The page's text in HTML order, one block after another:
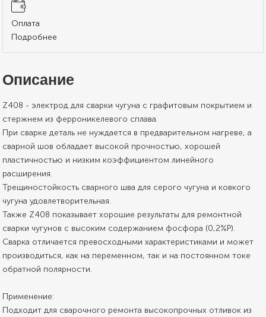
Оплата
Подробнее
Описание
Z408 - электрод для сварки чугуна с графитовым покрытием и
стержнем из ферроникелевого сплава.
При сварке деталь не нуждается в предварительном нагреве, а
сварной шов обладает высокой прочностью, хорошей
пластичностью и низким коэффициентом линейного
расширения.
Трещиностойкость сварного шва для серого чугуна и ковкого
чугуна удовлетворительная.
Также Z408 показывает хорошие результаты для ремонтной
сварки чугунов с высоким содержанием фосфора (0,2%P).
Сварка отличается превосходными характеристиками и может
производиться, как на переменном, так и на постоянном токе
обратной полярности.
Применение:
Подходит для сварочного ремонта высокопрочных отливок из